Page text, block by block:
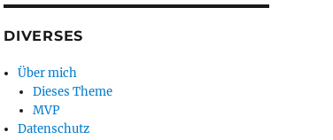
DIVERSES
Über mich
Dieses Theme
MVP
Datenschutz